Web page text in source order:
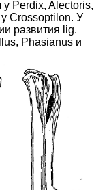
у Perdix, Alectoris,
у Crossoptilon. У
развития lig.
Phasianus и